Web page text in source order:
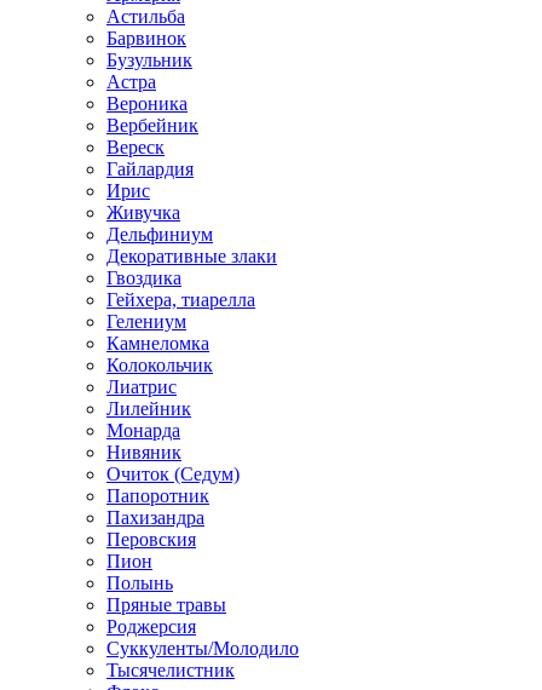
Астильбa
Барвинок
Бузульник
Астра
Вероника
Вербейник
Вереск
Гайлардия
Ирис
Живучка
Дельфиниум
Декоративные злаки
Гвоздика
Гейхера, тиарелла
Гелениум
Камнеломка
Колокольчик
Лиатрис
Лилейник
Монарда
Нивяник
Очиток (Седум)
Папоротник
Пахизандра
Перовския
Пион
Полынь
Пряные травы
Роджерсия
Суккуленты/Молодило
Тысячелистник